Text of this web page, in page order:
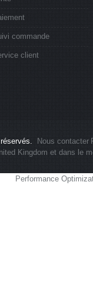
commande
client
réservés. Nous contacter
Kingdom et dans le
Performance